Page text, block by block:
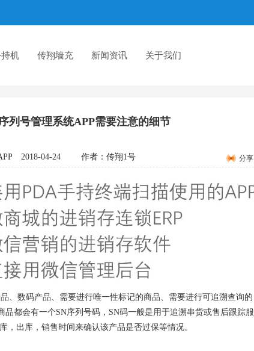
机 传翔墙充 新闻资讯 关于我们
列号管理系统APP需要注意的细节
2018-04-24 作者： 传翔1号 分享
、数码产品、需要进行唯一性标记的商品、需要进行可追溯查询的
都会有一个SN序列号码，SN码一般是用于追溯串货或售后跟踪服
，出库，销售时间来确认该产品是否过保等情况。